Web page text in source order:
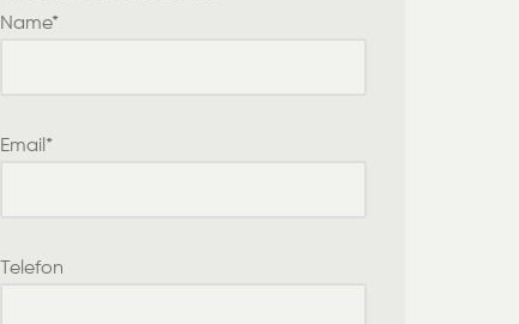
Name*
Email*
Telefon